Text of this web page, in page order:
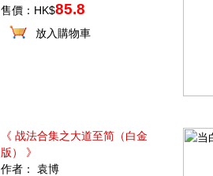
售價：HK$85.8
放入購物車
《 战法合集之大道至简（白金
版） 》
作者： 袁博